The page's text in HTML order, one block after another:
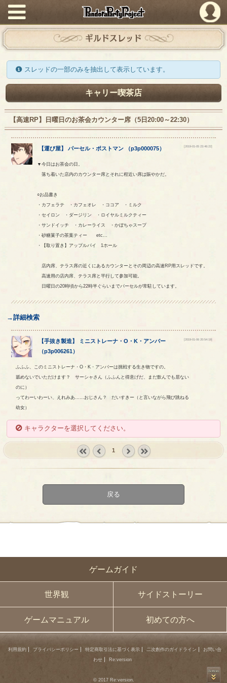
PandoraPartyProject
ゲームガイド
世界観 サイドストーリー
ゲームマニュアル 初めての方へ
ギルドスレッド
スレッドの一部のみを抽出して表示しています。
キャリー喫茶店
【高速RP】日曜日のお茶会カウンター席（5日20:00～22:30）
【運び屋】パーセル・ ポストマン （p3p000075） [2019-01-05 23:46:22]
▼今日はお茶会の日。
落ち着いた店内のカウンター席とそれに程近い席は賑やかだ。
○お品書き
・カフェラテ ・カフェオレ ・ココア ・ミルク
・セイロン ・ダージリン ・ロイヤルミルクティー
・サンドイッチ ・カレーライス ・かぼちゃスープ
・砂糖菓子の茶葉ティー etc...
・【取り置き】アップルパイ 1ホール
店内席、テラス席の近くにあるカウンターとその周辺の高速RP用スレッドです。
高速用の店内席、テラス席と平行して参加可能。
日曜日の20時頃から22時半ぐらいまでパーセルが常駐しています。
→詳細検索
【手抜き製造】 ミニストレーナ ・O・K ・ アンバー
（p3p006261）
[2019-01-06 20:54:19]
ふふふ、このミニストレーナ・O・K・アンバーは挑戦する生き物ですの。
舐めないでいただけます？ サーシャさん（ふふんと得意げだ、まだ飲んでも居ない
のに）
ってわーいわーい、えれみあ……おじさん？ だいすきー（と言いながら飛び跳ねる
幼女）
キャラクターを選択してください。
1
戻る
利用規約 プライバシーポリシー 特定商取引法に基づく表示 二次創作のガイドライン
お問い合
わせ
Re:version
© 2017 Re:version.